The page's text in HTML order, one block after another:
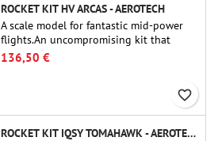
ROCKET KIT HV ARCAS - AEROTECH
A scale model for fantastic mid-power
flights.An uncompromising kit that
allows you to build a replica of one of
the most famous sounding-rocket ever.
136,50 €
favorite_border
ROCKET KIT IQSY TOMAHAWK - AEROTECH